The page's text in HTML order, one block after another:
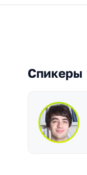
Спикеры